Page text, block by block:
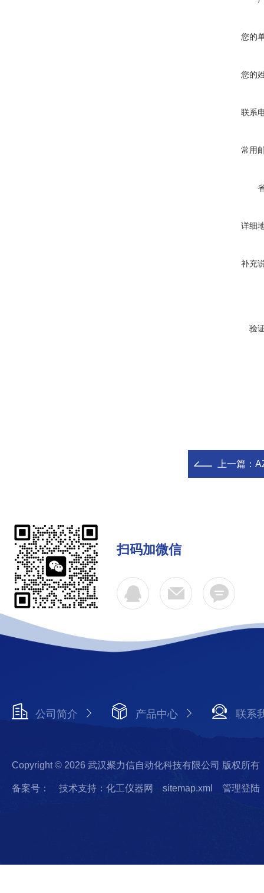
您的
您的
联系
常用
详细
补充
验
上一篇：
扫码加微信
公司简介 产品中心 联系
Copyright © 2026 武汉聚力信自动化科技有限公司 版权所有
备案号： 技术支持：化工仪器网 sitemap.xml 管理登陆